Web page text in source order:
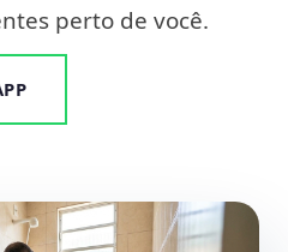
perto de você.